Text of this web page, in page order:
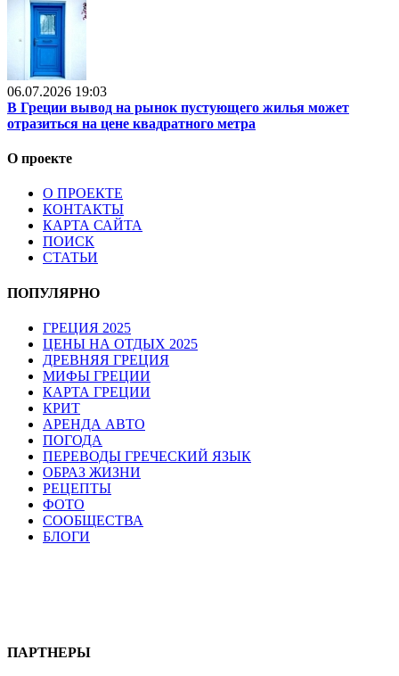
06.07.2026 19:03
В Греции вывод на рынок пустующего жилья может
отразиться на цене квадратного метра
О проекте
О ПРОЕКТЕ
КОНТАКТЫ
КАРТА САЙТА
ПОИСК
СТАТЬИ
ПОПУЛЯРНО
ГРЕЦИЯ 2025
ЦЕНЫ НА ОТДЫХ 2025
ДРЕВНЯЯ ГРЕЦИЯ
МИФЫ ГРЕЦИИ
КАРТА ГРЕЦИИ
КРИТ
АРЕНДА АВТО
ПОГОДА
ПЕРЕВОДЫ ГРЕЧЕСКИЙ ЯЗЫК
ОБРАЗ ЖИЗНИ
РЕЦЕПТЫ
ФОТО
СООБЩЕСТВА
БЛОГИ
ПАРТНЕРЫ